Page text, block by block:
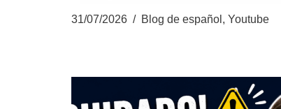
31/07/2026 Blog de español Youtube